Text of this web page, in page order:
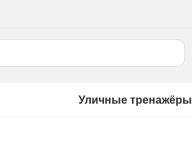
Уличные тренажёры